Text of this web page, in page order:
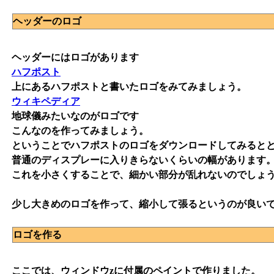
ヘッダーのロゴ
ヘッダーにはロゴがあります
ハフポスト
上にあるハフポストと書いたロゴをみてみましょう。
ウィキペディア
地球儀みたいなのがロゴです
こんなのを作ってみましょう。
ということでハフポストのロゴをダウンロードしてみると
普通のディスプレーに入りきらないくらいの幅があります。
これを小さくすることで、細かい部分が乱れないのでしょう
少し大きめのロゴを作って、縮小して張るというのが良いで
ロゴを作る
ここでは、ウィンドウzに付属のペイントで作りました。